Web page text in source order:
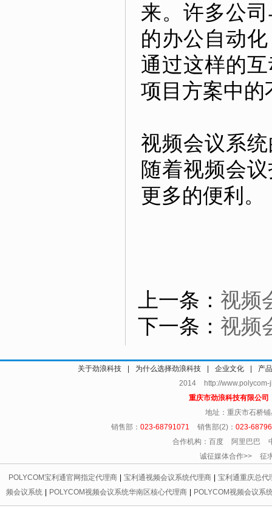
来。许多公
的办公自动
通过这样的
项目方案中的
视频会议系
随着视频会
更多的便利。
上一条： 视频
下一条： 视频
关于劲浪科技 为什么选择劲浪科技 企业文化
产
2014 http://
重庆市劲浪科技有限公
地址：重庆市石桥
销售部： 023-68791071 销售部(2)： 023-
合作机构：百度 阿里巴巴
诚征媒体合作>> 征
POLYCOM宝利通官网指定代理商 宝利通视频会议系统代理商
宝利通重庆总代
频会议系统
POLYCOM视频会议系统华南区核心代理商
POLYCOM视频会议系
代理商 | 宝利通会议电话区域总代理 | 重庆宝利通 | 重庆led显示屏 | 重庆宝利通 |